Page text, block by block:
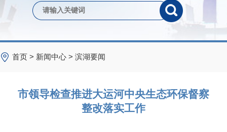
首页 > 新闻中心 > 滨湖要闻
市领导检查推进大运河中央生态环保督察
整改落实工作